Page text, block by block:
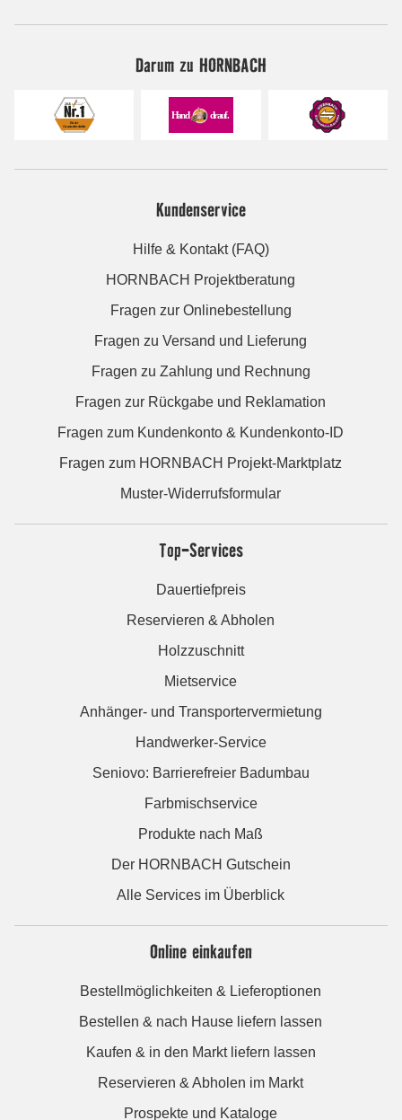
Darum zu HORNBACH
Kundenservice
Hilfe & Kontakt (FAQ)
HORNBACH Projektberatung
Fragen zur Onlinebestellung
Fragen zu Versand und Lieferung
Fragen zu Zahlung und Rechnung
Fragen zur Rückgabe und Reklamation
Fragen zum Kundenkonto & Kundenkonto-ID
Fragen zum HORNBACH Projekt-Marktplatz
Muster-Widerrufsformular
Top-Services
Dauertiefpreis
Reservieren & Abholen
Holzzuschnitt
Mietservice
Anhänger- und Transportervermietung
Handwerker-Service
Seniovo: Barrierefreier Badumbau
Farbmischservice
Produkte nach Maß
Der HORNBACH Gutschein
Alle Services im Überblick
Online einkaufen
Bestellmöglichkeiten & Lieferoptionen
Bestellen & nach Hause liefern lassen
Kaufen & in den Markt liefern lassen
Reservieren & Abholen im Markt
Prospekte und Kataloge